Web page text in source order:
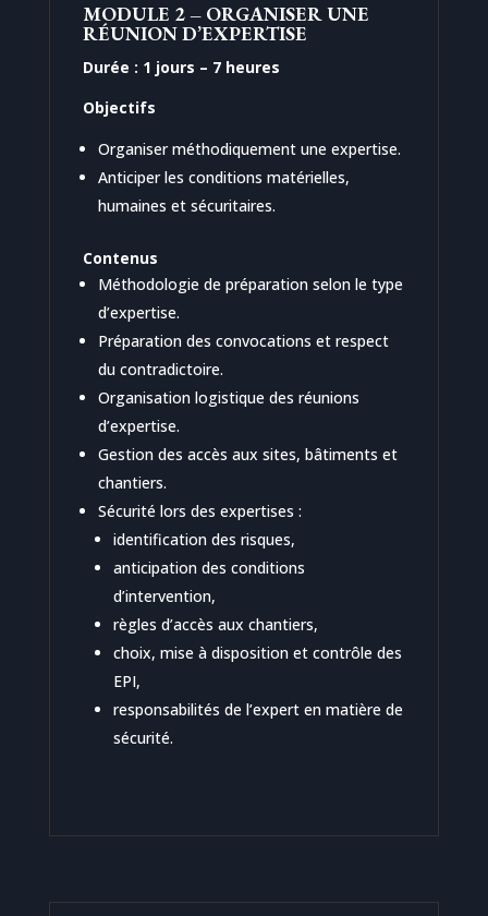
MODULE 2 – ORGANISER UNE
RÉUNION D’EXPERTISE
Durée : 1 jours – 7 heures
Objectifs
Organiser méthodiquement une expertise.
Anticiper les conditions matérielles,
humaines et sécuritaires.
Contenus
Méthodologie de préparation selon le type
d’expertise.
Préparation des convocations et respect
du contradictoire.
Organisation logistique des réunions
d’expertise.
Gestion des accès aux sites, bâtiments et
chantiers.
Sécurité lors des expertises :
identification des risques,
anticipation des conditions
d’intervention,
règles d’accès aux chantiers,
choix, mise à disposition et contrôle des
EPI,
responsabilités de l’expert en matière de
sécurité.